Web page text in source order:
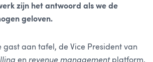
zijn het antwoord als we de
geloven.
gast aan tafel, de Vice President van
en revenue management platform,